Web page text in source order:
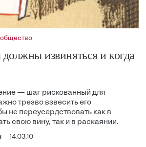
извиняться и когда
— шаг рискованный для
трезво взвесить его
не переусердствовать как в
свою вину, так и в раскаянии.
14.03.10